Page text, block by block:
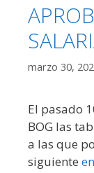
marzo 30,
El pasado
BOG las
a las que
siguiente